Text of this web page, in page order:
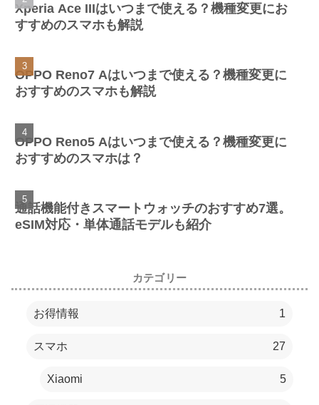
Xperia Ace IIIはいつまで使える？機種変更にお
すすめのスマホも解説
OPPO Reno7 Aはいつまで使える？機種変更に
おすすめのスマホも解説
OPPO Reno5 Aはいつまで使える？機種変更に
おすすめのスマホは？
通話機能付きスマートウォッチのおすすめ7選。
eSIM対応・単体通話モデルも紹介
カテゴリー
お得情報 1
スマホ 27
Xiaomi 5